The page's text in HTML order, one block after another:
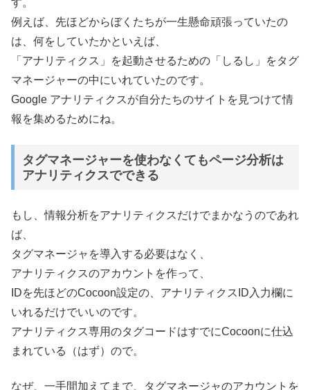
す。
例えば、先ほどからぼくたちが一生懸命頑張っていたの
は、何をしていたかといえば、
「アナリティクス」を起動させるための「しるし」をタグ
マネージャーの中にいれていたのです。
Google アナリティクスが自分たちのサイトを見つけて情
報を集めるためにね。
タグマネージャーを使わなくてもページ分析は
アナリティクスでできる
もし、情報分析をアナリティクスだけでまかなうのであれ
ば、
タグマネージャを導入する必要はなく、
アナリティクスのアカウントを作って、
IDを先ほどのCocoon設定の、アナリティクスID入力欄に
いれるだけでいいのです。
アナリティクス専用のタグコードはすでにCocoonに仕込
まれている（はず）ので。
なぜ、一手間加えてまで、タグマネージャのアカウントを